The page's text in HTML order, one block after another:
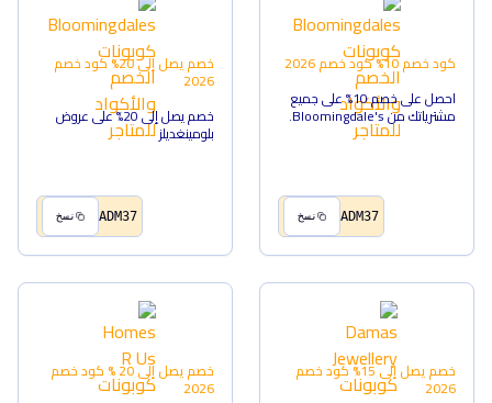
كود خصم 10% كود خصم2026
احصل على خصم 10% على جميع
مشترياتك من Bloomingdale's.
ADM37 نسخ
خصم يصل إلى 20% كود خصم
2026
خصم يصل إلى 20% على عروض
بلومينغديلز
ADM37 نسخ
خصم يصل إلى 15% كود خصم
2026
خصم يصل إلى 20 % كود خصم
2026